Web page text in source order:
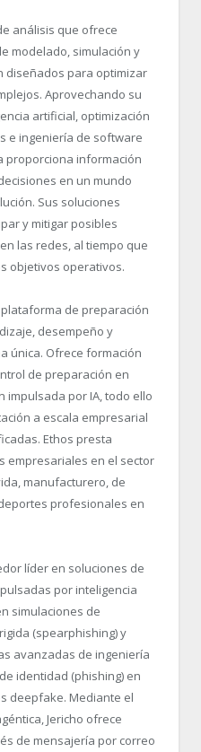
análisis que ofrece
modelado, simulación y
diseñados para optimizar
Aprovechando su
artificial, optimización
e ingeniería de software
proporciona información
en un mundo
Sus soluciones
y mitigar posibles
las redes, al tiempo que
objetivos operativos.
de preparación
desempeño y
única. Ofrece formación
de preparación en
impulsada por IA, todo ello
a escala empresarial
Ethos presta
empresariales en el sector
manufacturero, de
profesionales en
líder en soluciones de
por inteligencia
simulaciones de
(spearphishing) y
avanzadas de ingeniería
identidad (phishing) en
deepfake. Mediante el
Jericho ofrece
de mensajería por correo